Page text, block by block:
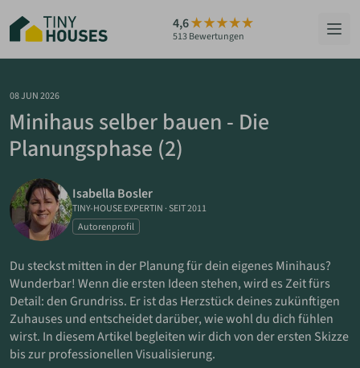
Hauptinhalt
springen
4,6
513 Bewertungen
HÄUSER
BERATUNG
RATGEBER
ÜBER UNS
ZUM HAUS-FINDER
PARTNER WERDEN
08 JUN 2026
Minihaus selber bauen - Die
Planungsphase (2)
Isabella Bosler
TINY-HOUSE EXPERTIN · SEIT 2011
Autorenprofil
Du steckst mitten in der Planung für dein eigenes Minihaus?
Wunderbar! Wenn die ersten Ideen stehen, wird es Zeit fürs
Detail: den Grundriss. Er ist das Herzstück deines zukünftigen
Zuhauses und entscheidet darüber, wie wohl du dich fühlen
wirst. In diesem Artikel begleiten wir dich von der ersten Skizze
bis zur professionellen Visualisierung.